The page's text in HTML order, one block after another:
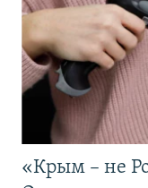
«Крым – не